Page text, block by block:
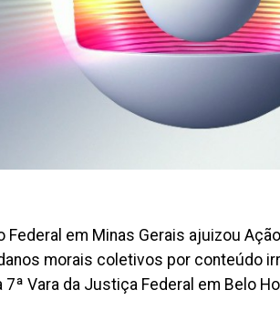
Federal em Minas Gerais ajuizou
morais coletivos por conteúdo
7ª Vara da Justiça Federal em Belo